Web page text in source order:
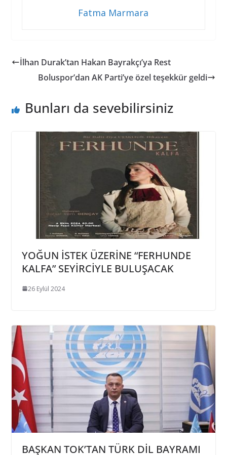
Fatma Marmara
İlhan Durak’tan Hakan Bayrakçı’ya Rest
Boluspor’dan AK Parti’ye özel teşekkür geldi
Bunları da sevebilirsiniz
YOĞUN İSTEK ÜZERİNE “FERHUNDE
KALFA” SEYİRCİYLE BULUŞACAK
26 Eylül 2024
BAŞKAN TOK’TAN TÜRK DİL BAYRAMI